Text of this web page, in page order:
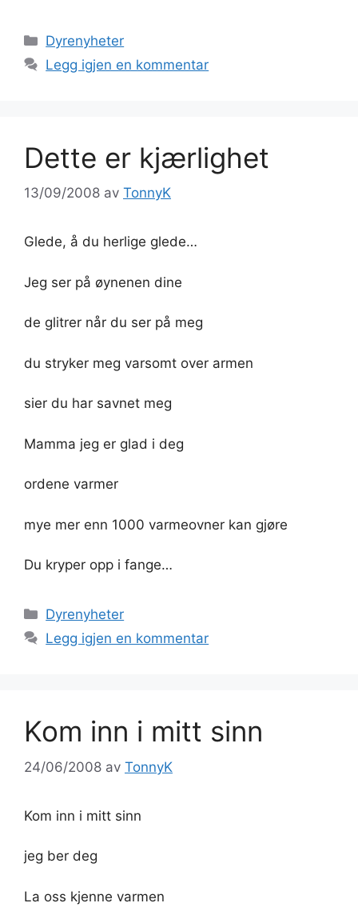
Kategorier
Dyrenyheter
Legg igjen en kommentar
Dette er kjærlighet
13/09/2008 av TonnyK
Glede, å du herlige glede…
Jeg ser på øynenen dine
de glitrer når du ser på meg
du stryker meg varsomt over armen
sier du har savnet meg
Mamma jeg er glad i deg
ordene varmer
mye mer enn 1000 varmeovner kan gjøre
Du kryper opp i fange…
Kategorier
Dyrenyheter
Legg igjen en kommentar
Kom inn i mitt sinn
24/06/2008 av TonnyK
Kom inn i mitt sinn
jeg ber deg
La oss kjenne varmen